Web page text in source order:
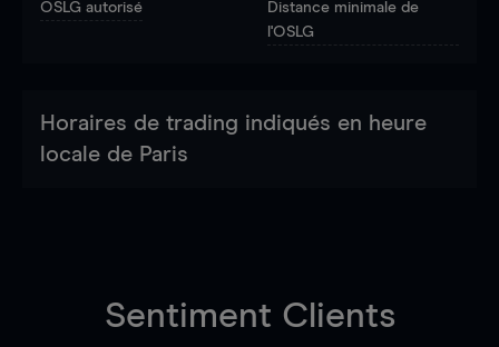
OSLG autorisé
Distance minimale de
l'OSLG
Horaires de trading indiqués en heure
locale de Paris
Sentiment Clients